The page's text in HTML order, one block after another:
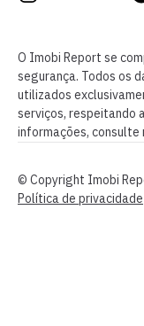
O Imobi Report se
segurança. Todos os
utilizados
serviços, respeitando
informações, consulte
© Copyright Imobi
Política de privacidade